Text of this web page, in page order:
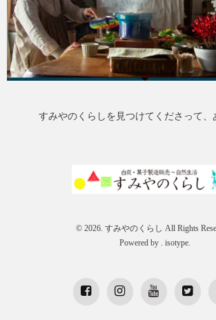
すみやのくらしを見つけてくださって、
© 2026. すみやのくらし All Rights
Powered by . isotype.